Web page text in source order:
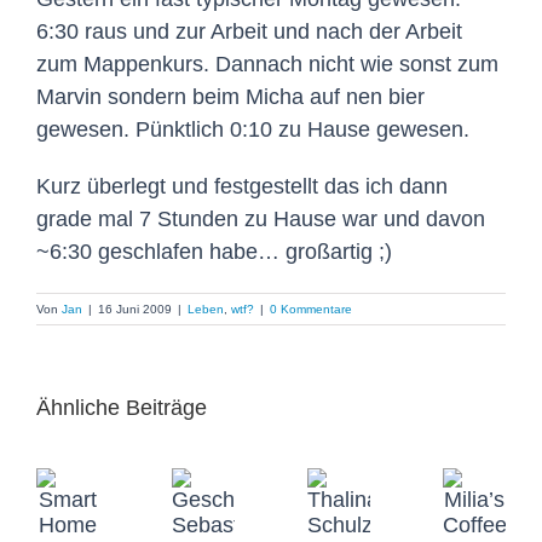
6:30 raus und zur Arbeit und nach der Arbeit
zum Mappenkurs. Dannach nicht wie sonst zum
Marvin sondern beim Micha auf nen bier
gewesen. Pünktlich 0:10 zu Hause gewesen.
Kurz überlegt und festgestellt das ich dann
grade mal 7 Stunden zu Hause war und davon
~6:30 geschlafen habe… großartig ;)
Von Jan | 16 Juni 2009 | Leben wtf? | 0 Kommentare
Ähnliche Beiträge